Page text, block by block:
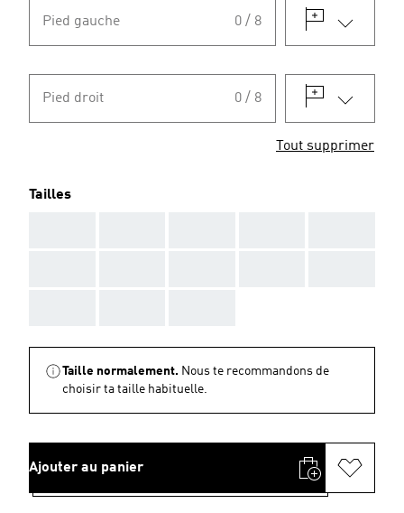
Pied gauche 0 / 8
Pied droit 0 / 8
Tout supprimer
Tailles
Taille normalement. Nous te recommandons de
choisir ta taille habituelle.
Ajouter au panier